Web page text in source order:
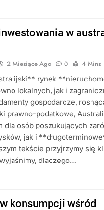
w
2 Miesiące Ago 0
4 Mins
rynek
lokalnych, jak i
gospodarcze,
prawno-podatkowe,
dla osób poszukujących
jak i
tekście przyjrzymy się
dlaczego…
konsumpcji wśród